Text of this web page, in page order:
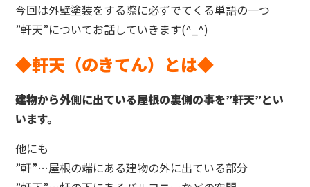
今回は外壁塗装をする際に必ずでてくる単語の一つ
”軒天”についてお話していきます(^_^)
◆軒天（のきてん）とは◆
建物から外側に出ている屋根の裏側の事を”軒天”とい
います。
他にも
”軒”…屋根の端にある建物の外に出ている部分